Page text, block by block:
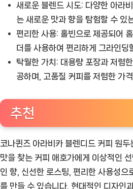
새로운 블렌드 시도: 다양한 아라
는 새로운 맛과 향을 탐험할 수 있
편리한 사용: 홀빈으로 제공되어
더를 사용하여 편리하게 그라인딩
탁월한 가치: 대용량 포장과 저렴
공하며, 고품질 커피를 저렴한 가
추천
코나퀸즈 아라비카 블렌디드 커피 원
맛을 찾는 커피 애호가에게 이상적인
인 향, 신선한 로스팅, 편리한 사용성으
를 만들 수 있습니다. 현대적인 디자인